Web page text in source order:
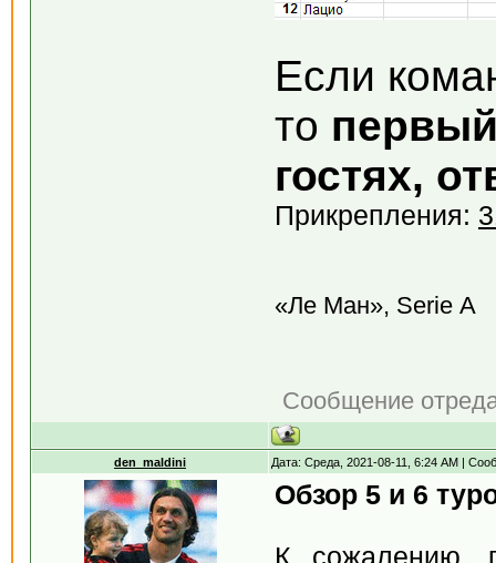
Если
то
гостях,
Прикрепления:
«Ле Ман», Serie А
Сообщение
den_maldini Дата: Среда, 2021-08-11, 6:24 AM |
Обзор 5 и 6
К сожалению,